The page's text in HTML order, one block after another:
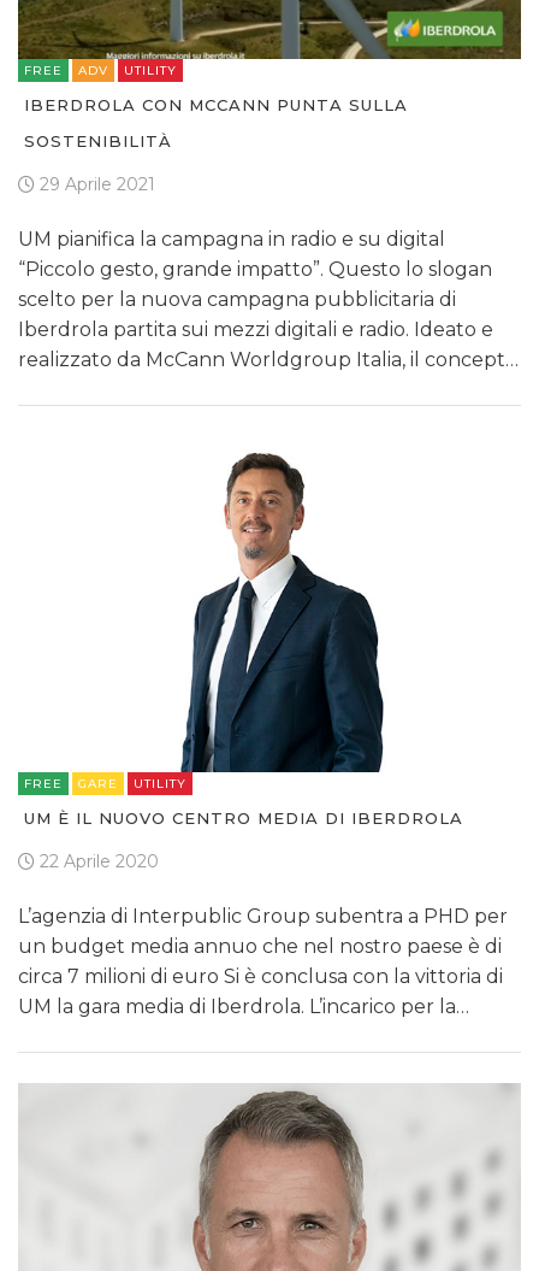
FREE ADV UTILITY
IBERDROLA CON MCCANN PUNTA SULLA
SOSTENIBILITÀ
29 Aprile 2021
UM pianifica la campagna in radio e su digital
“Piccolo gesto, grande impatto”. Questo lo slogan
scelto per la nuova campagna pubblicitaria di
Iberdrola partita sui mezzi digitali e radio. Ideato e
realizzato da McCann Worldgroup Italia, il concept…
FREE GARE UTILITY
UM È IL NUOVO CENTRO MEDIA DI IBERDROLA
22 Aprile 2020
L’agenzia di Interpublic Group subentra a PHD per
un budget media annuo che nel nostro paese è di
circa 7 milioni di euro Si è conclusa con la vittoria di
UM la gara media di Iberdrola. L’incarico per la…